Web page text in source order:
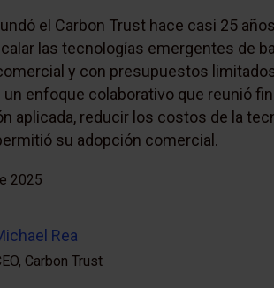
el Carbon Trust hace casi 25
las tecnologías emergentes de
y con presupuestos
un enfoque colaborativo que reunió
aplicada, reducir los costos de la
su adopción comercial.
2025
Rea
Carbon Trust